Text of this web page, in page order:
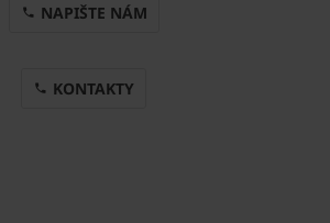
NAPIŠTE NÁM
KONTAKTY